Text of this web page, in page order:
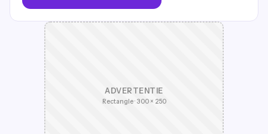
ADVERTENTIE
Rectangle · 300 × 250